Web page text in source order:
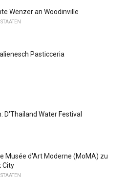
Wënzer an Woodinville
Pasticceria
D'Thailand Water Festival
Musée d'Art Moderne (MoMA) zu
City